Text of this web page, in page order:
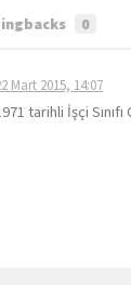
0
Mart 2015, 14:07
tarihli İşçi